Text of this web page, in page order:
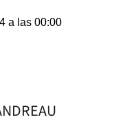
a las 00:00